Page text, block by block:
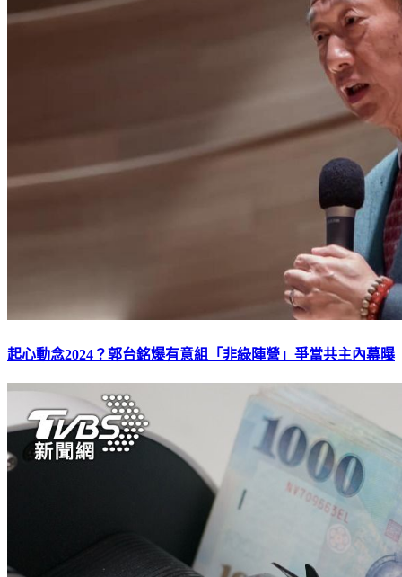
起心動念2024？郭台銘爆有意組「非綠陣營」爭當共主內幕曝